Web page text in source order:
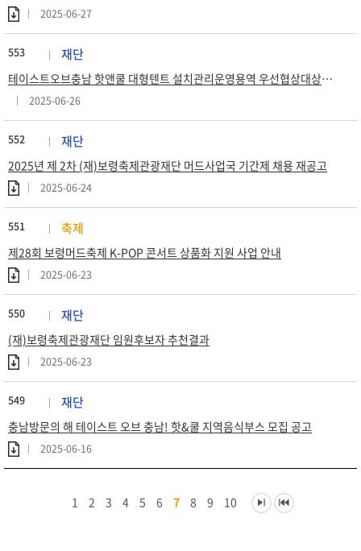
2025-06-27
553 재단
테이스트오브충남 핫앤쿨 대형텐트 설치관리운영용역 우선협상대상자 공고
2025-06-26
552 재단
2025년 제 2차 (재)보령축제관광재단 머드사업국 기간제 채용 재공고
2025-06-24
551 축제
제28회 보령머드축제 K-POP 콘서트 상품화 지원 사업 안내
2025-06-23
550 재단
(재)보령축제관광재단 임원후보자 추천결과
2025-06-23
549 재단
충남방문의 해 테이스트 오브 충남! 핫&쿨 지역음식부스 모집 공고
2025-06-16
1 2 3 4 5 6 7 8 9 10